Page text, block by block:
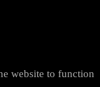
website to function